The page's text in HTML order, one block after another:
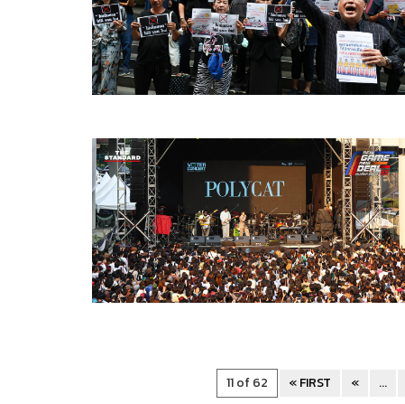
11 of 62 « FIRST « ...